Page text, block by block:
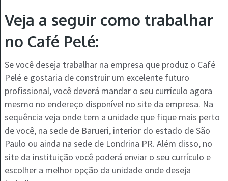
Veja a seguir como trabalhar
no Café Pelé:
Se você deseja trabalhar na empresa que produz o Café
Pelé e gostaria de construir um excelente futuro
profissional, você deverá mandar o seu currículo agora
mesmo no endereço disponível no site da empresa. Na
sequência veja onde tem a unidade que fique mais perto
de você, na sede de Barueri, interior do estado de São
Paulo ou ainda na sede de Londrina PR. Além disso, no
site da instituição você poderá enviar o seu currículo e
escolher a melhor opção da unidade onde deseja